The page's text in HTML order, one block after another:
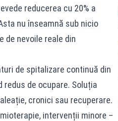
reducerea cu 20% a
nu înseamnă sub nicio
de nevoile reale din
de spitalizare continuă din
de ocupare. Soluția
cronici sau recuperare.
intervenții minore –